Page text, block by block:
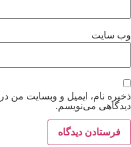
وب‌ سایت
ذخیره نام، ایمیل و وبسایت من
دیدگاهی می‌نویسم.